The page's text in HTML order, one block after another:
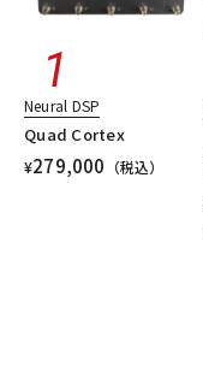
Neural DSP
Quad Cortex
¥279,000 （税込）